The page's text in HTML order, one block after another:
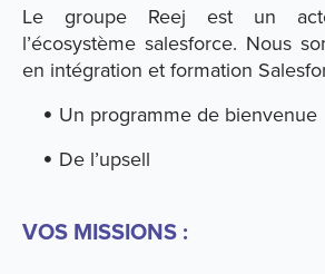
Le groupe Reej est un
l’écosystème salesforce. Nous
en intégration et formation
Un programme de bienvenue
De l’upsell
VOS MISSIONS :